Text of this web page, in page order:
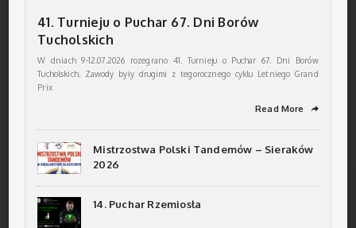
41. Turnieju o Puchar 67. Dni Borów
Tucholskich
W dniach 9-12.07.2026 rozegrano 41. Turnieju o Puchar 67. Dni Borów
Tucholskich. Zawody były drugimi z tegorocznego cyklu Letniego Grand
Prix
Read More ➦
Mistrzostwa Polski Tandemów – Sieraków
2026
14. Puchar Rzemiosła